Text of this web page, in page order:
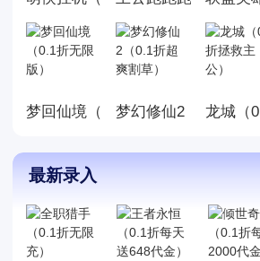
段非常向
有热度。
上一份修
感兴趣
注超萌
竖版开箱
梦回仙境（0.1折无限版）
梦幻修仙2（0.1折超
龙城（
最新录入